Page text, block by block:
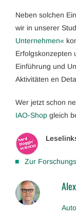
Neben solchen
wir in unserer
Unternehmen«
Erfolgskonzepten
Einführung und
Aktivitäten en
Wer jetzt schon
IAO-Shop gleich
Zur